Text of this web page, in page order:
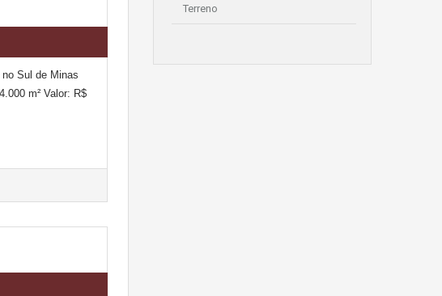
Sul de Minas
m² Valor: R$
Terreno